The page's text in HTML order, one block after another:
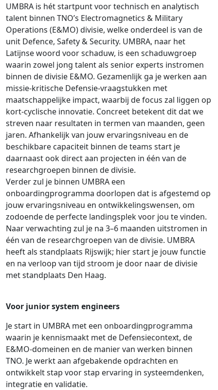
UMBRA is hét startpunt voor technisch en analytisch
talent binnen TNO’s Electromagnetics & Military
Operations (E&MO) divisie, welke onderdeel is van de
unit Defence, Safety & Security. UMBRA, naar het
Latijnse woord voor schaduw, is een schaduwgroep
waarin zowel jong talent als senior experts instromen
binnen de divisie E&MO. Gezamenlijk ga je werken aan
missie-kritische Defensie-vraagstukken met
maatschappelijke impact, waarbij de focus zal liggen op
kort-cyclische innovatie. Concreet betekent dit dat we
streven naar resultaten in termen van maanden, geen
jaren. Afhankelijk van jouw ervaringsniveau en de
beschikbare capaciteit binnen de teams start je
daarnaast ook direct aan projecten in één van de
researchgroepen binnen de divisie.
Verder zul je binnen UMBRA een
onboardingprogramma doorlopen dat is afgestemd op
jouw ervaringsniveau en ontwikkelingswensen, om
zodoende de perfecte landingsplek voor jou te vinden.
Naar verwachting zul je na 3–6 maanden uitstromen in
één van de researchgroepen van de divisie. UMBRA
heeft als standplaats Rijswijk; hier start je jouw functie
en na verloop van tijd stroom je door naar de divisie
met standplaats Den Haag.
Voor junior system engineers
Je start in UMBRA met een onboardingprogramma
waarin je kennismaakt met de Defensiecontext, de
E&MO-domeinen en de manier van werken binnen
TNO. Je werkt aan afgebakende opdrachten en
ontwikkelt stap voor stap ervaring in systeemdenken,
integratie en validatie.